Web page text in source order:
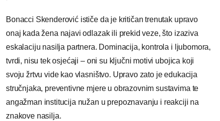
Bonacci Skenderović ističe da je kritičan trenutak upravo
onaj kada žena najavi odlazak ili prekid veze, što izaziva
eskalaciju nasilja partnera. Dominacija, kontrola i ljubomora,
tvrdi, nisu tek osjećaji – oni su ključni motivi ubojica koji
svoju žrtvu vide kao vlasništvo. Upravo zato je edukacija
stručnjaka, preventivne mjere u obrazovnim sustavima te
angažman institucija nužan u prepoznavanju i reakciji na
znakove nasilja.